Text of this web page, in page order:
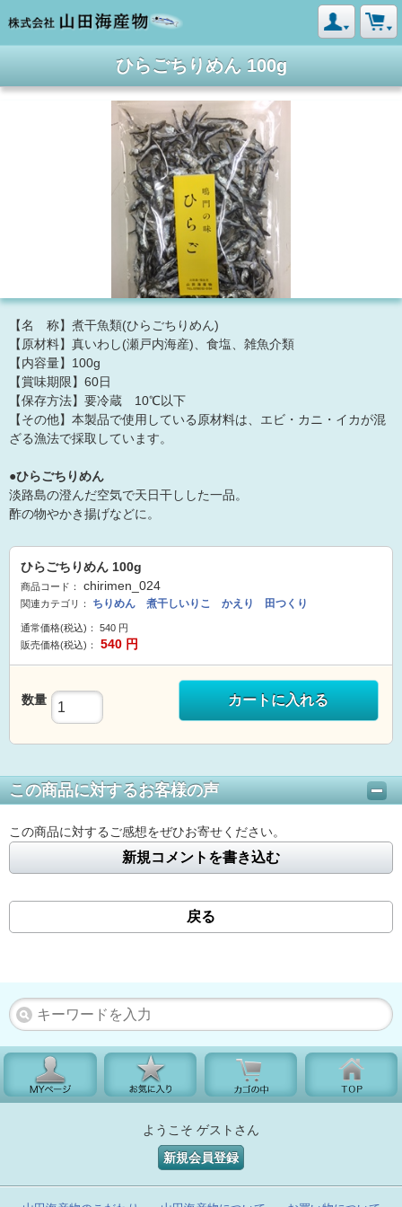
ひらごちりめん 100g
【名 称】煮干魚類(ひらごちりめん)
【原材料】真いわし(瀬戸内海産)、食塩、雑魚介類
【内容量】100g
【賞味期限】60日
【保存方法】要冷蔵 10℃以下
【その他】本製品で使用している原材料は、エビ・カニ・イカが混
ざる漁法で採取しています。
●ひらごちりめん
淡路島の澄んだ空気で天日干しした一品。
酢の物やかき揚げなどに。
ひらごちりめん 100g
商品コード： chirimen_024
関連カテゴリ： ちりめん 煮干しいりこ かえり 田つくり
通常価格(税込)： 540 円
販売価格(税込)：
540 円
数量 カートに入れる
この商品に対するお客様の声
この商品に対するご感想をぜひお寄せください。
新規コメントを書き込む
戻る
ようこそ ゲストさん
新規会員登録